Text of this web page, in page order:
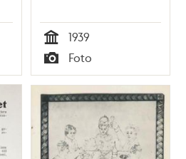
Tid
1939
Typ
Foto